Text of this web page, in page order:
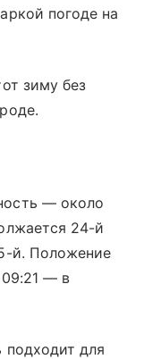
погоде на
зиму без
— около
24-й
й. Положение
— в
подходит для